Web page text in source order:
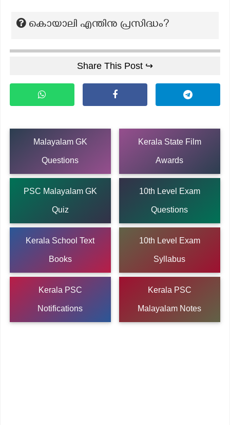
കൊയാലി എന്തിനു പ്രസിദ്ധം?
Share This Post ↪
Malayalam GK
Questions
Kerala State Film
Awards
PSC Malayalam GK
Quiz
10th Level Exam
Questions
Kerala School Text
Books
10th Level Exam
Syllabus
Kerala PSC
Notifications
Kerala PSC
Malayalam Notes